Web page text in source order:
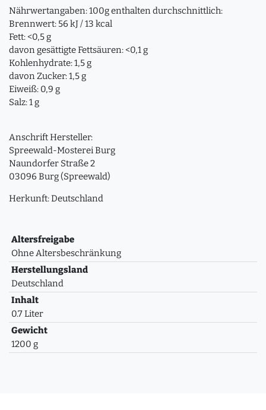
Nährwertangaben: 100g enthalten durchschnittlich:
Brennwert: 56 kJ / 13 kcal
Fett: <0,5 g
davon gesättigte Fettsäuren: <0,1 g
Kohlenhydrate: 1,5 g
davon Zucker: 1,5 g
Eiweiß: 0,9 g
Salz: 1 g
Anschrift Hersteller:
Spreewald-Mosterei Burg
Naundorfer Straße 2
03096 Burg (Spreewald)
Herkunft: Deutschland
Altersfreigabe
Ohne Altersbeschränkung
Herstellungsland
Deutschland
Inhalt
0.7 Liter
Gewicht
1200 g